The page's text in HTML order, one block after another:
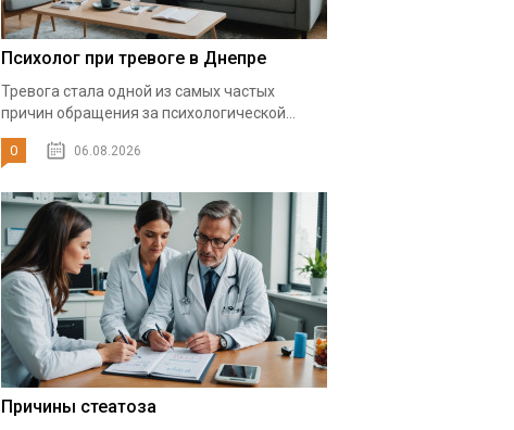
Психолог при тревоге в Днепре
Тревога стала одной из самых частых
причин обращения за психологической...
0 06.08.2026
Причины стеатоза